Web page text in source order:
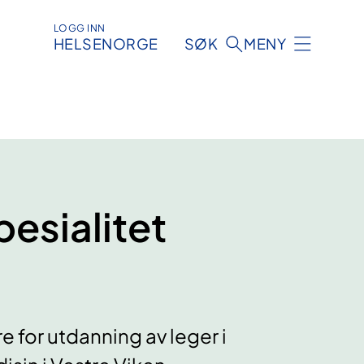
LOGG INN
HELSENORGE SØK MENY
for utdanning av leger i